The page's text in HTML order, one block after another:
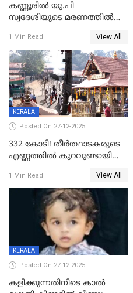
കണ്ണൂരിൽ യു.പി
സ്വദേശിയുടെ മരണത്തിൽ
കേസ്; തർക്കമുണ്ടായത്
ഫേഷ്യലിന് 300 രൂപ
ആവശ്യപ്പെട്ടതിനെച്ചൊല്ലി
1 Min Read View All
KERALA
Posted On 27-12-2025
332 കോടി! തീർത്ഥാടകരുടെ
എണ്ണത്തിൽ കുറവുണ്ടായിട്ടും
കുതിച്ചുയരുന്നു
1 Min Read View All
KERALA
Posted On 27-12-2025
കളിക്കുന്നതിനിടെ കാൽ